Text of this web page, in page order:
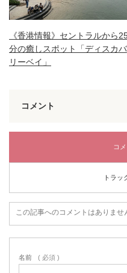
《香港情報》セントラルから
分の癒しスポット「ディスカバ
リーベイ」
コメント
コ
トラッ
この記事へのコメントはありませ
名前 ( 必須 )